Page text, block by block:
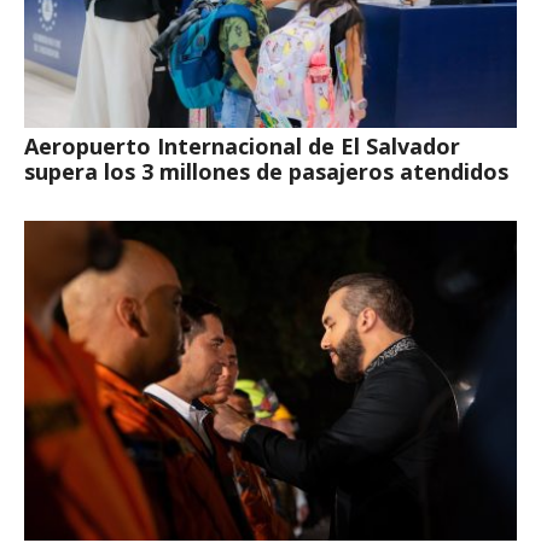
Aeropuerto Internacional de El Salvador
supera los 3 millones de pasajeros atendidos